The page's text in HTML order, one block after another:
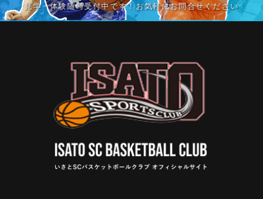
見学・体験随時受付中です！お気軽にお問合せください